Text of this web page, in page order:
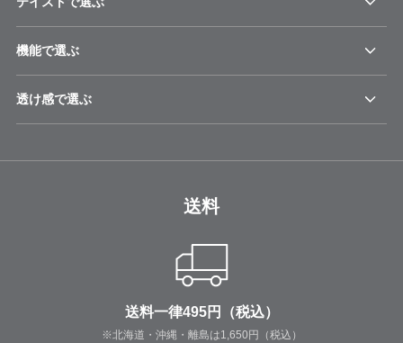
機能で選ぶ
透け感で選ぶ
送料
送料一律495円（税込）
※北海道・沖縄・離島は1,650円（税込）